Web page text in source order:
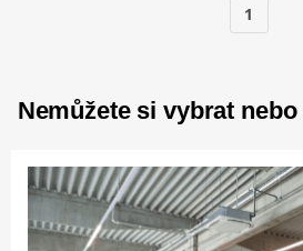
1
Nemůžete si vybrat